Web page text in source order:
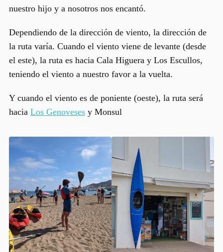
nuestro hijo y a nosotros nos encantó.
Dependiendo de la dirección de viento, la dirección de
la ruta varía. Cuando el viento viene de levante (desde
el este), la ruta es hacia Cala Higuera y Los Escullos,
teniendo el viento a nuestro favor a la vuelta.
Y cuando el viento es de poniente (oeste), la ruta será
hacia Los Genovesesy Monsul